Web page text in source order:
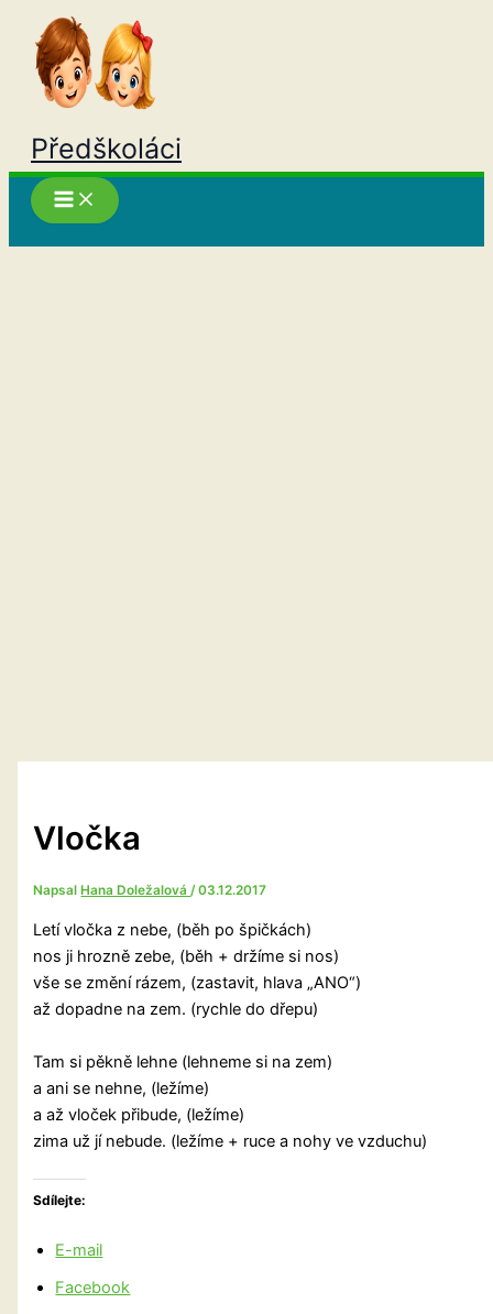
Přeskočit
obsah
Předškoláci
Vločka
Napsal Hana Doležalová/03.12.2017
Letí vločka z nebe, (běh po špičkách)
nos ji hrozně zebe, (běh + držíme si nos)
vše se změní rázem, (zastavit, hlava „ANO“)
až dopadne na zem. (rychle do dřepu)
Tam si pěkně lehne (lehneme si na zem)
a ani se nehne, (ležíme)
a až vloček přibude, (ležíme)
zima už jí nebude. (ležíme + ruce a nohy ve vzduchu)
Sdílejte:
E-mail
Facebook